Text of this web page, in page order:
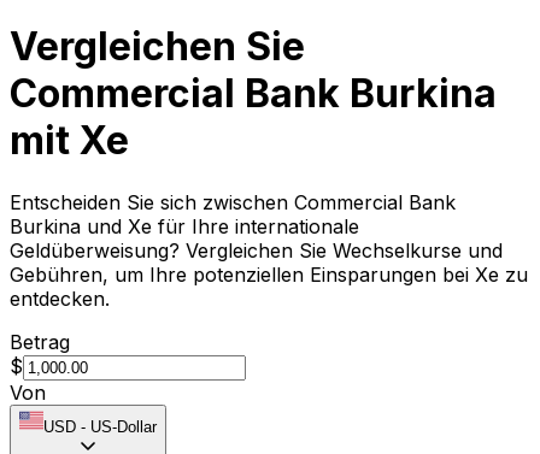
Vergleichen Sie
Commercial Bank Burkina
mit Xe
Entscheiden Sie sich zwischen Commercial Bank
Burkina und Xe für Ihre internationale
Geldüberweisung? Vergleichen Sie Wechselkurse und
Gebühren, um Ihre potenziellen Einsparungen bei Xe zu
entdecken.
Betrag
$
Von
USD - US-Dollar